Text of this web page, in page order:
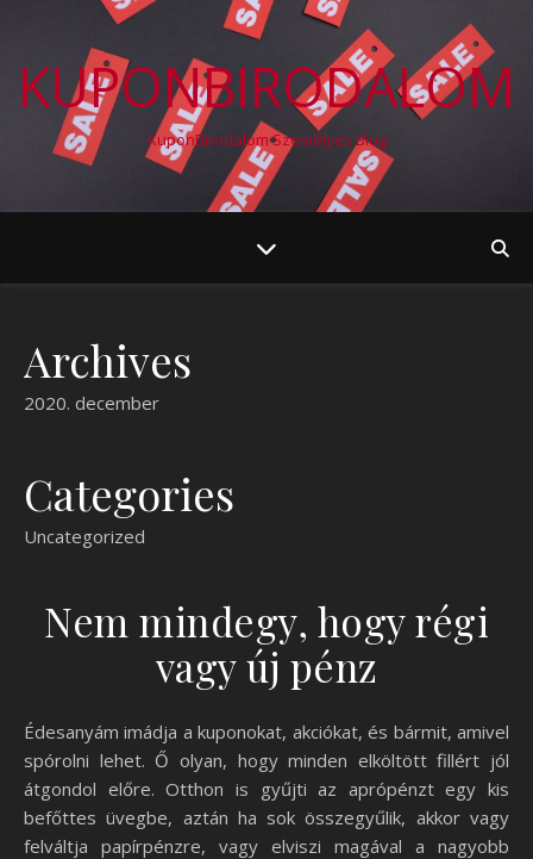
KUPONBIRODALOM
KuponBirodalom Személyes Blog
Archives
2020. december
Categories
Uncategorized
Nem mindegy, hogy régi
vagy új pénz
Édesanyám imádja a kuponokat, akciókat, és bármit, amivel
spórolni lehet. Ő olyan, hogy minden elköltött fillért jól
átgondol előre. Otthon is gyűjti az aprópénzt egy kis
befőttes üvegbe, aztán ha sok összegyűlik, akkor vagy
felváltja papírpénzre, vagy elviszi magával a nagyobb